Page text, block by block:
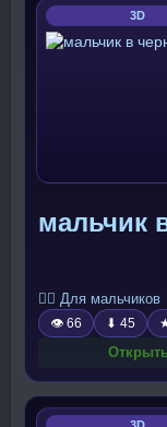
3D
мальчик
🧍‍♂️ Для мальчиков
👁 66 ⬇ 45